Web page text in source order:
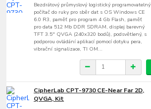
Bezdrátový průmyslový logistický programovatelný
počítač do ruky pro sběr dat s OS Windows CE
6.0 R3, paměť pro program 4 Gb Flash, paměť
pro data 512 Mb DDR SDRAM, displej barevný
TFT 3.5" QVGA (240x320 bodů), podsvětlený, s
podporou ovládání aplikací pomocí dotyku pera,
vibrační signalizace, TI OM...
CipherLab CPT-9730 CE-Near Far 2D,
QVGA, Kit